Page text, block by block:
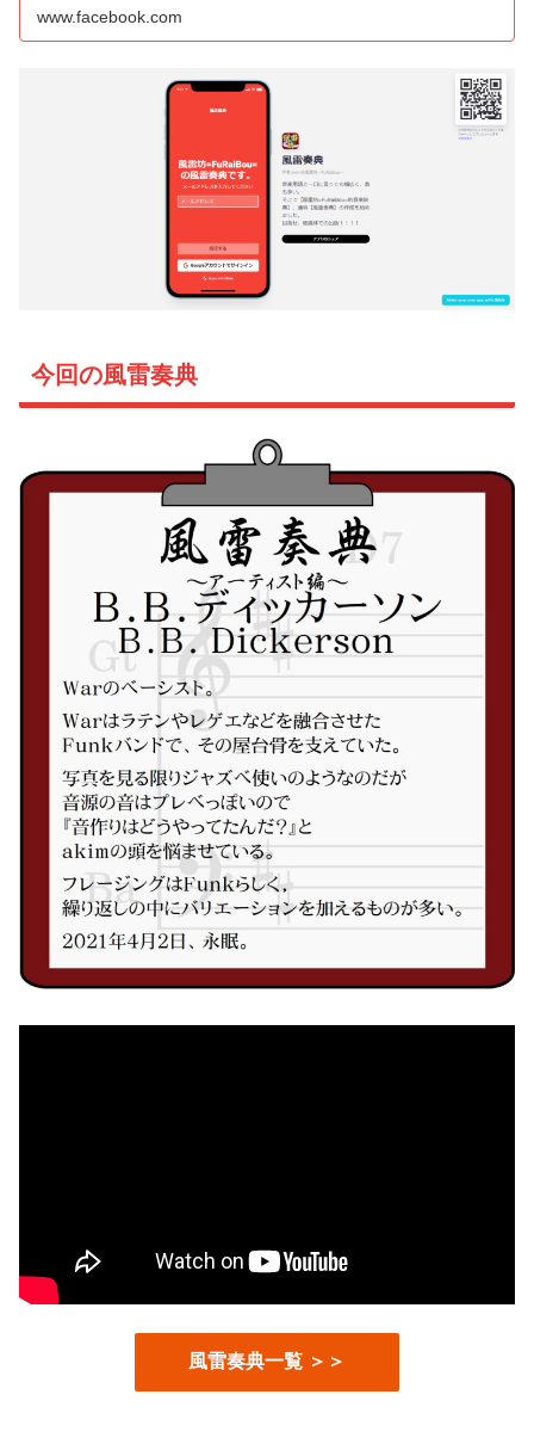
www.facebook.com
今回の風雷奏典
風雷奏典一覧 ＞＞